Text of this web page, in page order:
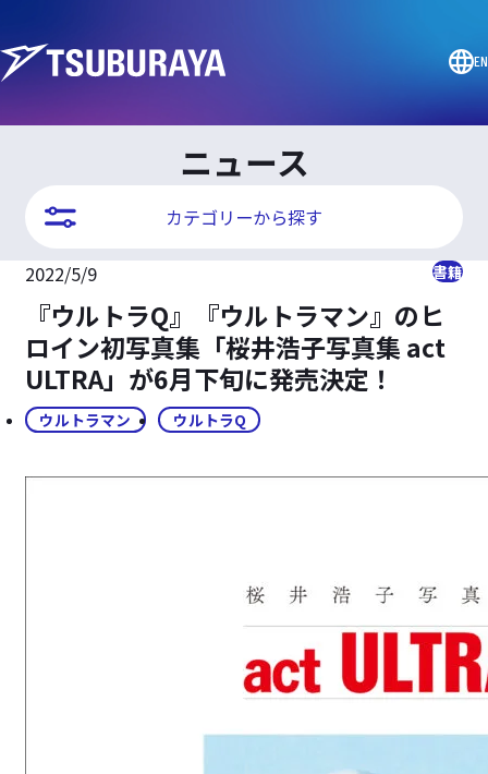
EN
ニュース
カテゴリーから探す
2022/5/9 書籍
『ウルトラQ』『ウルトラマン』のヒ
ロイン初写真集「桜井浩子写真集 act
ULTRA」が6月下旬に発売決定！
ウルトラマン ウルトラQ